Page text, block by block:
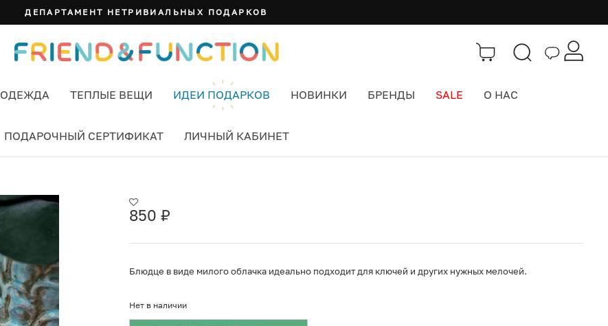
ДЕПАРТАМЕНТ НЕТРИВИАЛЬНЫХ ПОДАРКОВ
ОДЕЖДА ТЕПЛЫЕ ВЕЩИ ИДЕИ ПОДАРКОВ НОВИНКИ БРЕНДЫ SALE О НАС
ПОДАРОЧНЫЙ СЕРТИФИКАТ ЛИЧНЫЙ КАБИНЕТ
850 ₽
Блюдце в виде милого облачка идеально подходит для ключей и других нужных мелочей.
Нет в наличии